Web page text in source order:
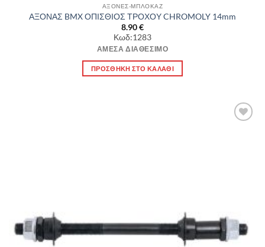
ΑΞΟΝΕΣ-ΜΠΛΟΚΑΖ
ΑΞΟΝΑΣ BMX ΟΠΙΣΘΙΟΣ ΤΡΟΧΟΥ CHROMOLY 14mm
8.90€
Κωδ:1283
ΆΜΕΣΑ ΔΙΑΘΈΣΙΜΟ
ΠΡΟΣΘΉΚΗ ΣΤΟ ΚΑΛΆΘΙ